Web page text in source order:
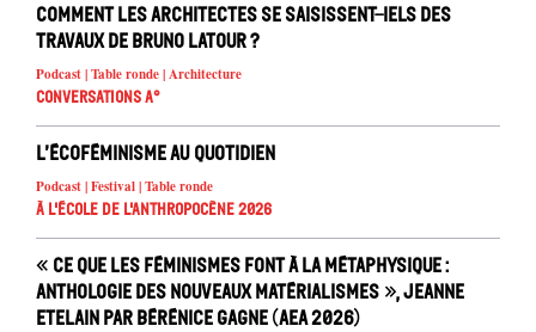
Comment les architectes se saisissent-iels des
travaux de Bruno Latour ?
Podcast | Table ronde | Architecture
Conversations A°
L’écoféminisme au quotidien
Podcast | Festival | Table ronde
À l'école de l'Anthropocène 2026
« Ce que les féminismes font à la métaphysique :
anthologie des nouveaux matérialismes », Jeanne
Etelain par Bérénice Gagne (AEA 2026)